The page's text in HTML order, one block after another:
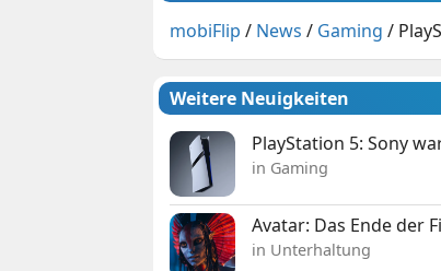
mobiFlip / News / Gaming /
Weitere Neuigkeiten
PlayStation 5: Sony
in Gaming
Avatar: Das Ende der
in Unterhaltung